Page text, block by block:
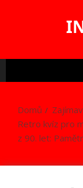
Domů
Retro kvíz pro
z 90. let: